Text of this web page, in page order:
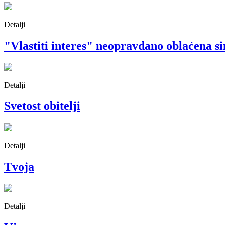
Detalji
"Vlastiti interes" neopravdano oblaćena
Detalji
Svetost obitelji
Detalji
Tvoja
Detalji